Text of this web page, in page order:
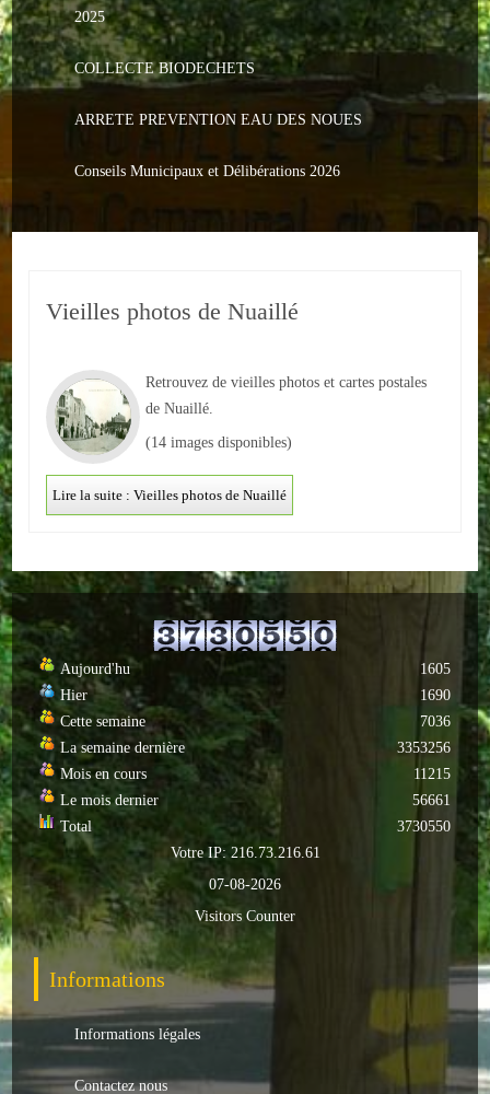
INDISPENSABLES
Nouveaux arrivants
Le PACS
Voter
Urbanisme
Santé
Social
Culturel
Arrêtes en cours
ACTUALITÉS
ECOLES
Ecole publique
Ecole privée
ASSOCIATIONS
Sportives
Loisirs et animations
Services
Culturelles
Parents d'élèves
2025
COLLECTE BIODECHETS
ARRETE PREVENTION EAU DES NOUES
Conseils Municipaux et Délibérations 2026
Vieilles photos de Nuaillé
Retrouvez de vieilles photos et cartes postales
de Nuaillé.
(14 images disponibles)
Lire la suite : Vieilles photos de Nuaillé
Aujourd'hu
Hier
Cette semaine
La semaine dernière
Mois en cours
Le mois dernier
Total
1605
1690
7036
3353256
11215
56661
3730550
Votre IP: 216.73.216.61
07-08-2026
Visitors Counter
Informations
Informations légales
Contactez nous